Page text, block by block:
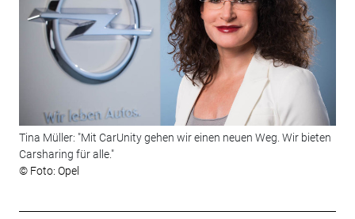
Tina Müller: "Mit CarUnity gehen wir einen neuen Weg. Wir bieten
Carsharing für alle."
© Foto: Opel